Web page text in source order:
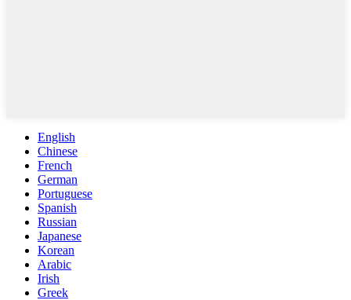
English
Chinese
French
German
Portuguese
Spanish
Russian
Japanese
Korean
Arabic
Irish
Greek